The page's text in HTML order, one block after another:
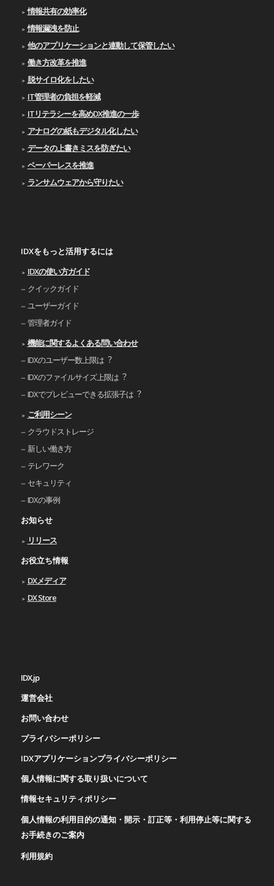
情報共有の効率化
情報漏洩を防止
他のアプリケーションと連動して保管したい
働き方改革を推進
脱サイロ化をしたい
IT管理者の負担を軽減
ITリテラシーを高めDX推進の一歩
アナログの紙もデジタル化したい
データの上書きミスを防ぎたい
ペーパーレスを推進
ランサムウェアから守りたい
IDXをもっと活用するには
IDXの使い⽅ガイド
クイックガイド
ユーザーガイド
管理者ガイド
機能に関するよくある問い合わせ
IDXのユーザー数上限は︖
IDXのファイルサイズ上限は︖
IDXでプレビューできる拡張⼦は︖
ご利⽤シーン
クラウドストレージ
新しい働き⽅
テレワーク
セキュリティ
IDXの事例
お知らせ
リリース
お役立ち情報
DXメディア
DX Store
IDX.jp
運営会社
お問い合わせ
プライバシーポリシー
IDXアプリケーションプライバシーポリシー
個人情報に関する取り扱いについて
情報セキュリティポリシー
個人情報の利用目的の通知・開示・訂正等・利用停止等に関する
お手続きのご案内
利用規約